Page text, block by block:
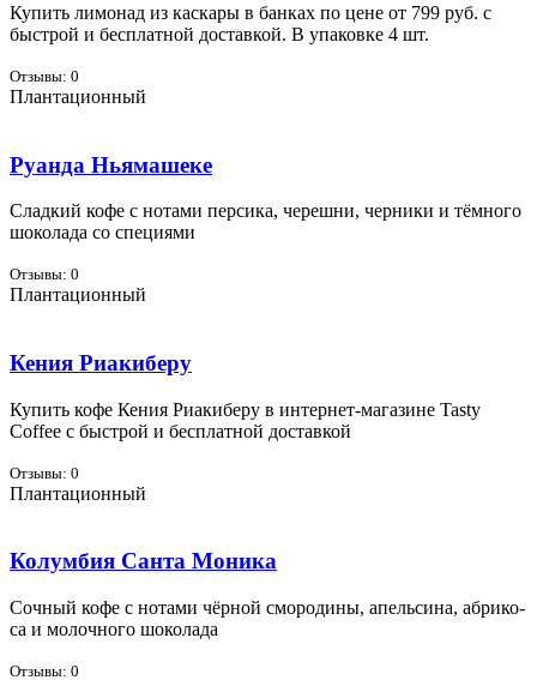
Ку­пить ли­мо­над из кас­ка­ры в бан­ках по цене от 799 руб. с
быст­рой и бес­плат­ной до­став­кой. В упа­ков­ке 4 шт.
Отзывы: 0
Плантационный
Руанда Ньямашеке
Слад­кий ко­фе с но­та­ми пер­си­ка, че­реш­ни, чер­ни­ки и тём­но­го
шо­ко­ла­да со спе­ци­я­ми
Отзывы: 0
Плантационный
Кения Риакиберу
Ку­пить ко­фе Ке­ния Ри­а­ки­бе­ру в ин­тернет-ма­га­зине Tasty
Coffee с быст­рой и бес­плат­ной до­став­кой
Отзывы: 0
Плантационный
Колумбия Санта Моника
Соч­ный ко­фе с но­та­ми чёр­ной смо­ро­ди­ны, апель­си­на, аб­ри­ко­
са и мо­лоч­но­го шо­ко­ла­да
Отзывы: 0